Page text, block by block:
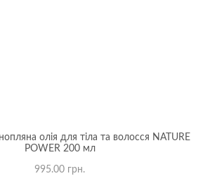
олія для тіла та волосся NATURE
POWER 200 мл
995.00 грн.